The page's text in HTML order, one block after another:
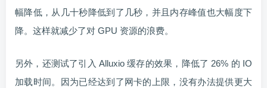
幅降低，从几十秒降低到了几秒，并且内存峰值也大幅度下
降。这样就减少了对 GPU 资源的浪费。
另外，还测试了引入 Alluxio 缓存的效果，降低了 26% 的 IO
加载时间。因为已经达到了网卡的上限，没有办法提供更大